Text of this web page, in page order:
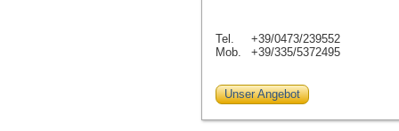
Tel.
+39/0473/239552
Mob.
+39/335/5372495
Unser Angebot